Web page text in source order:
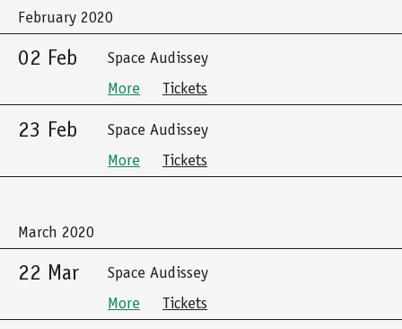
February 2020
02 Feb
Space Audissey
More
Tickets
23 Feb
Space Audissey
More
Tickets
March 2020
22 Mar
Space Audissey
More
Tickets